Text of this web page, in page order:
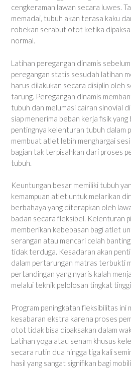
cengkeraman lawan secara luwes.
memadai, tubuh akan terasa kaku
robekan serabut otot ketika
normal.
Latihan peregangan dinamis
peregangan statis sesudah latihan
harus dilakukan secara disiplin oleh
tarung. Peregangan dinamis
tubuh dan melumasi cairan sinovial
siap menerima beban kerja fisik
pentingnya kelenturan tubuh dalam
membuat atlet lebih menghargai
bagian tak terpisahkan dari proses
tubuh.
Keuntungan besar memiliki tubuh
kemampuan atlet untuk melarikan
berbahaya yang diterapkan oleh
badan secara fleksibel. Kelenturan
memberikan kebebasan bagi atlet
serangan atau mencari celah
tidak terduga. Kesadaran akan
dalam pertarungan matras terbukti
pertandingan yang nyaris kalah
melalui teknik pelolosan tingkat
Program peningkatan fleksibilitas ini
kesabaran ekstra karena proses
otot tidak bisa dipaksakan dalam
Latihan yoga atau senam khusus
secara rutin dua hingga tiga kali
hasil yang sangat signifikan bagi